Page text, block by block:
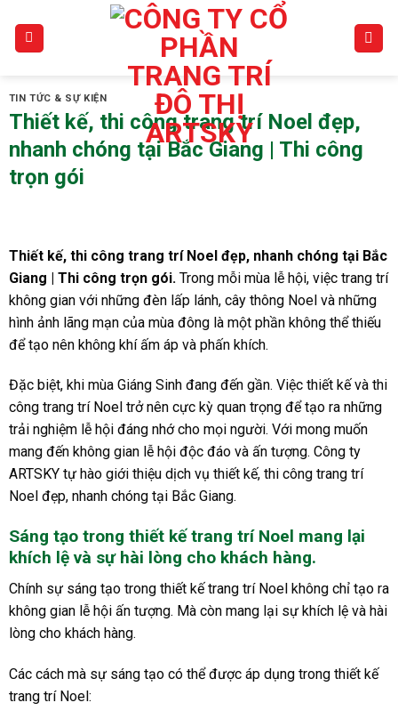
content
TIN TỨC & SỰ KIỆN
Thiết kế, thi công trang trí Noel đẹp,
nhanh chóng tại Bắc Giang | Thi công
trọn gói
Thiết kế, thi công trang trí Noel đẹp, nhanh chóng tại Bắc
Giang | Thi công trọn gói. Trong mỗi mùa lễ hội, việc trang trí
không gian với những đèn lấp lánh, cây thông Noel và những
hình ảnh lãng mạn của mùa đông là một phần không thể thiếu
để tạo nên không khí ấm áp và phấn khích.
Đặc biệt, khi mùa Giáng Sinh đang đến gần. Việc thiết kế và thi
công trang trí Noel trở nên cực kỳ quan trọng để tạo ra những
trải nghiệm lễ hội đáng nhớ cho mọi người. Với mong muốn
mang đến không gian lễ hội độc đáo và ấn tượng. Công ty
ARTSKY tự hào giới thiệu dịch vụ thiết kế, thi công trang trí
Noel đẹp, nhanh chóng tại Bắc Giang.
Sáng tạo trong thiết kế trang trí Noel mang lại
khích lệ và sự hài lòng cho khách hàng.
Chính sự sáng tạo trong thiết kế trang trí Noel không chỉ tạo ra
không gian lễ hội ấn tượng. Mà còn mang lại sự khích lệ và hài
lòng cho khách hàng.
Các cách mà sự sáng tạo có thể được áp dụng trong thiết kế
trang trí Noel: